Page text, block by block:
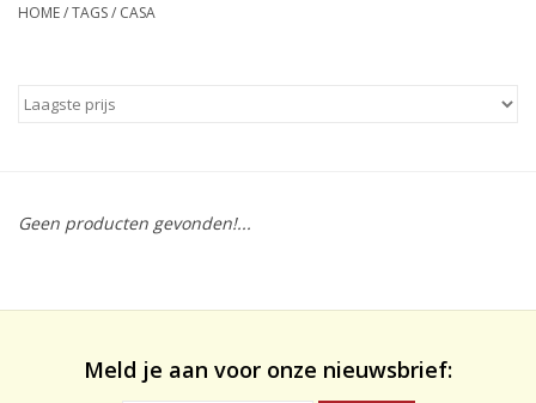
Barneveldse specialiteiten
Gedistilleerd &
HOME/TAGS/ CASA
Geen producten gevonden!...
Meld je aan voor onze nieuwsbrief: